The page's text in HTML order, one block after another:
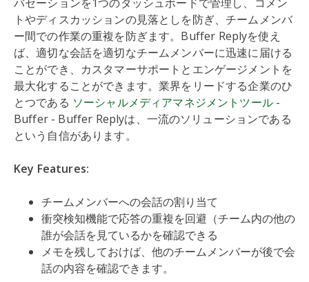
バセーションを1つのダッシュボードで管理し、コメン
トやディスカッションの見落としを防ぎ、チームメンバ
ー間での作業の重複を防ぎます。Buffer Replyを使え
ば、適切な会話を適切なチームメンバーに迅速に届ける
ことができ、カスタマーサポートとエンゲージメントを
最大化することができます。業界をリードする企業のひ
とつである ソーシャルメディアマネジメントツール-
Buffer - Buffer Replyは、一流のソリューションである
という自信があります。
Key Features:
チームメンバーへの会話の割り当て
衝突検知機能で応答の重複を回避（チーム内の他の
誰が会話を見ているかを確認できる
メモを残しておけば、他のチームメンバーが後で会
話の内容を確認できます。